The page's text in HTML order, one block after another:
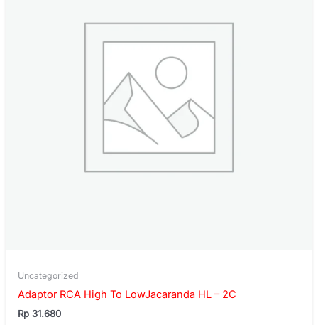
Uncategorized
Adaptor RCA High To LowJacaranda HL – 2C
Rp 31.680